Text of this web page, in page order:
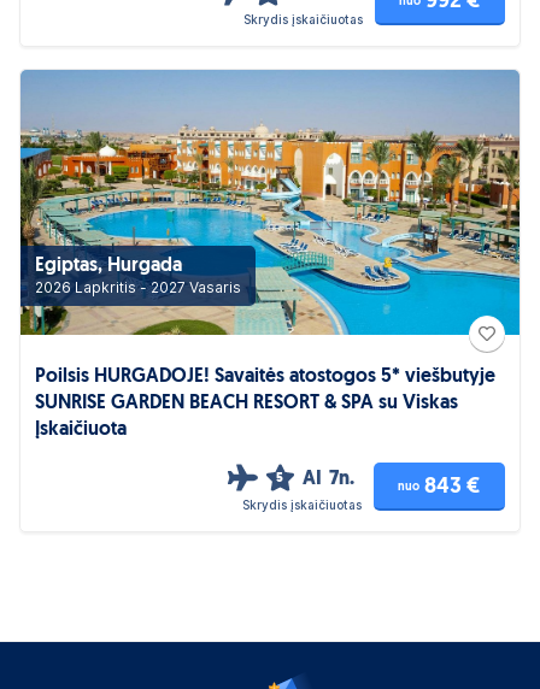
Skrydis įskaičiuotas
Egiptas, Hurgada
2026 Lapkritis - 2027 Vasaris
Poilsis HURGADOJE! Savaitės atostogos 5* viešbutyje
SUNRISE GARDEN BEACH RESORT & SPA su Viskas
Įskaičiuota
5 AI 7n.
Skrydis įskaičiuotas
nuo 843 €